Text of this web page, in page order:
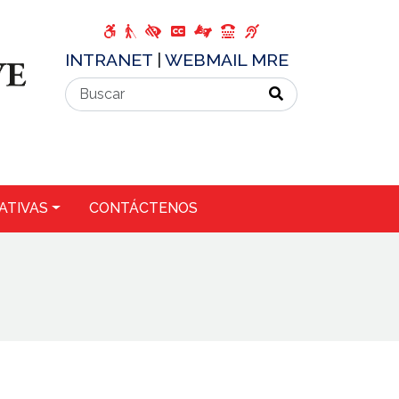
INTRANET WEBMAIL MRE
CONTÁCTENOS